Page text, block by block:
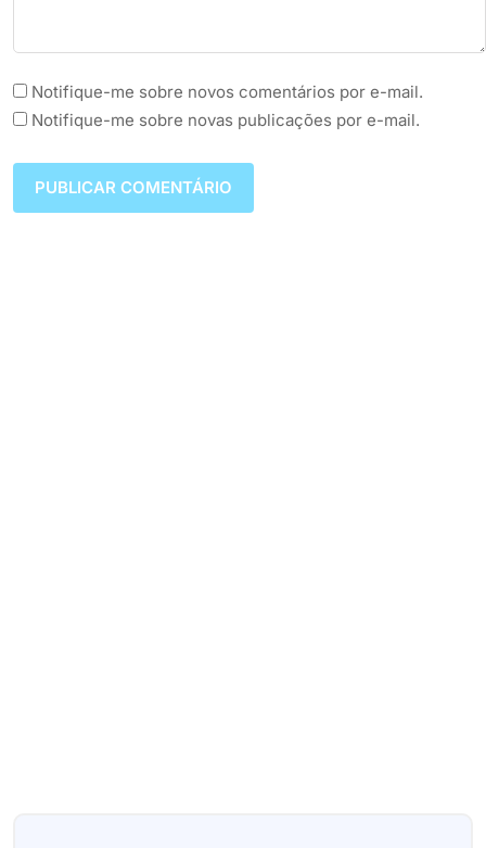
Notifique-me sobre novos comentários por e-mail.
Notifique-me sobre novas publicações por e-mail.